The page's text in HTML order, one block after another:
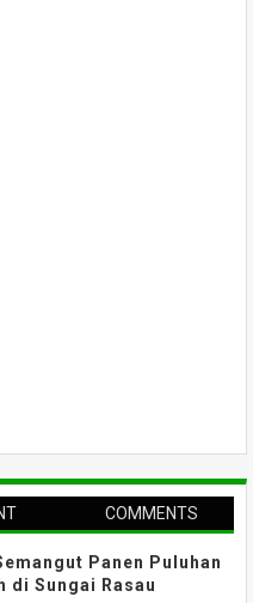
COMMENTS
Panen Puluhan
di Sungai Rasau